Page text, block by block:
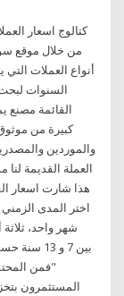
كتالوج اسعار
من خلال موقع
أنواع العملات
السنوات
القائمة مصنع
كبيرة من
والموردين
العملة القديمة لنا
شهر واحد،
المستثمرون